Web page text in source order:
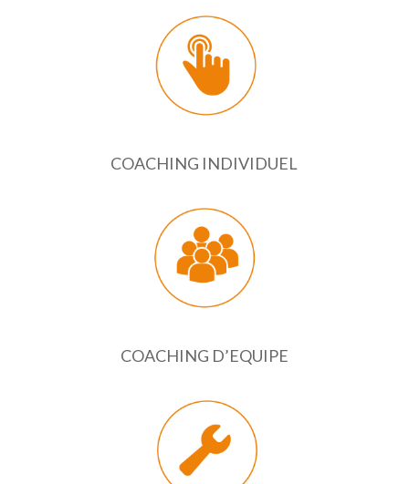
COACHING INDIVIDUEL
COACHING D’EQUIPE